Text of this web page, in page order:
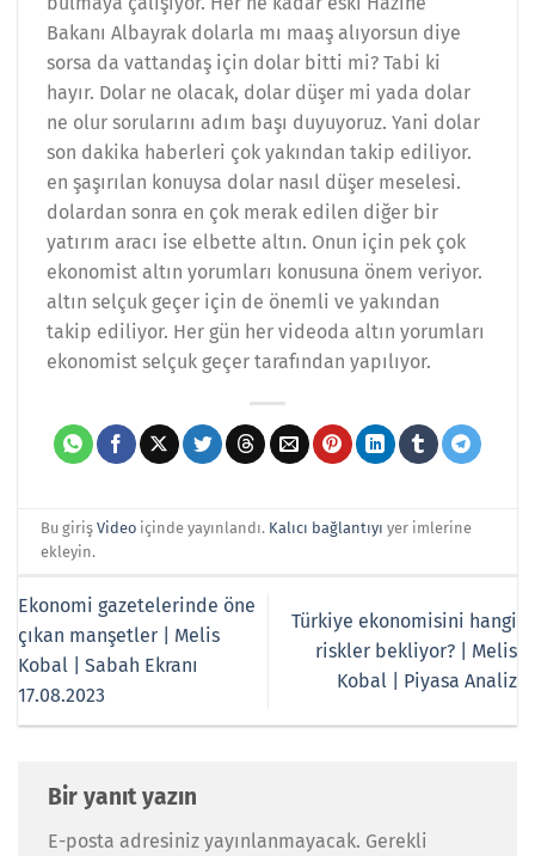
Bakanı Albayrak dolarla mı maaş alıyorsun diye
sorsa da vattandaş için dolar bitti mi? Tabi ki
hayır. Dolar ne olacak, dolar düşer mi yada dolar
ne olur sorularını adım başı duyuyoruz. Yani dolar
son dakika haberleri çok yakından takip ediliyor.
en şaşırılan konuysa dolar nasıl düşer meselesi.
dolardan sonra en çok merak edilen diğer bir
yatırım aracı ise elbette altın. Onun için pek çok
ekonomist altın yorumları konusuna önem veriyor.
altın selçuk geçer için de önemli ve yakından
takip ediliyor. Her gün her videoda altın yorumları
ekonomist selçuk geçer tarafından yapılıyor.
Bu girişVideo içinde yayınlandı. Kalıcı bağlantıyı yer imlerine
ekleyin.
Ekonomi gazetelerinde öne
çıkan manşetler | Melis
Kobal | Sabah Ekranı
17.08.2023
Türkiye ekonomisini hangi
riskler bekliyor? | Melis
Kobal | Piyasa Analiz
Bir yanıt yazın
E-posta adresiniz yayınlanmayacak. Gerekli